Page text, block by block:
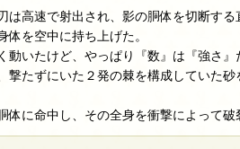
は高速で射出され、影の胴体を切断す
体を空中に持ち上げた。
動いたけど、やっぱり『数』は『強さ』
撃たずにいた２発の棘を構成していた
体に命中し、その全身を衝撃によって破